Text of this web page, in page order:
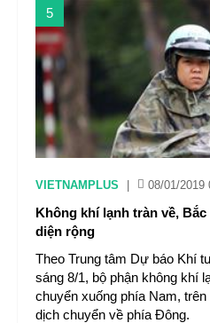
5
VIETNAMPLUS 08/01/2019
Không khí lạnh tràn về,
diện rộng
Theo Trung tâm Dự báo Khí
sáng 8/1, bộ phận không khí
chuyển xuống phía Nam,
dịch chuyển về phía Đông.